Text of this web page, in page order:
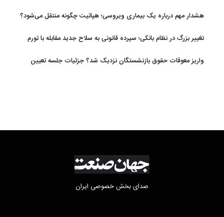
هشدار مهم درباره یک بیماری ویروسی؛ هپاتیت چگونه منتقل می‌شود؟
تغییر بزرگ در نظام بانکی؛ سپرده قانونی به سلاح جدید مقابله با تورم
واریز معوقات حقوق بازنشستگان نزدیک شد؟ جزئیات جلسه تعیین
صدای بخش خصوصی ایران